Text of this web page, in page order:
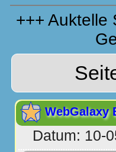
+++ Auktelle
WebGalaxy
Datum: